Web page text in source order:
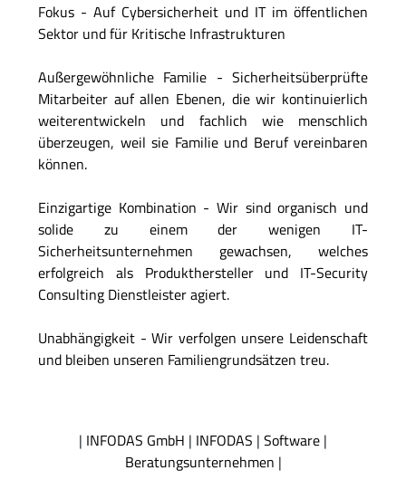
Fokus - Auf Cybersicherheit und IT im öffentlichen
Sektor und für Kritische Infrastrukturen
Außergewöhnliche Familie - Sicherheitsüberprüfte
Mitarbeiter auf allen Ebenen, die wir kontinuierlich
weiterentwickeln und fachlich wie menschlich
überzeugen, weil sie Familie und Beruf vereinbaren
können.
Einzigartige Kombination - Wir sind organisch und
solide zu einem der wenigen IT-
Sicherheitsunternehmen gewachsen, welches
erfolgreich als Produkthersteller und IT-Security
Consulting Dienstleister agiert.
Unabhängigkeit - Wir verfolgen unsere Leidenschaft
und bleiben unseren Familiengrundsätzen treu.
| INFODAS GmbH | INFODAS | Software |
Beratungsunternehmen |